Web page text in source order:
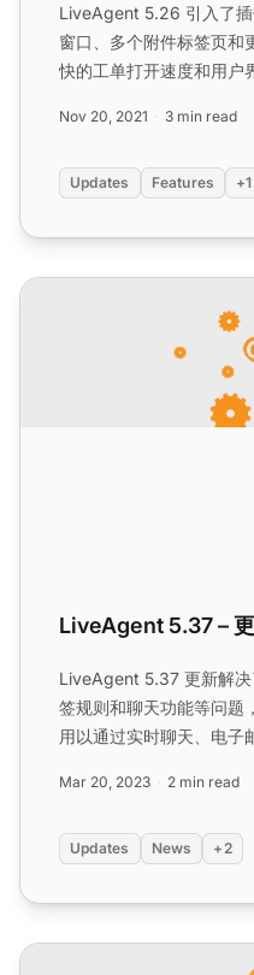
LiveAgent 5.26 引入了
窗口、多个附件标签页和
快的工单打开速度和用
Nov 20, 2021 3 min read
Updates Features +1
LiveAgent 5.37 – 更多功能
LiveAgent 5.37 –
LiveAgent 5.37 更新解
签规则和聊天功能等问题
用以通过实时聊天、电子
Mar 20, 2023 2 min read
Updates News +2
LiveAgent 5.31 – 新聊天主